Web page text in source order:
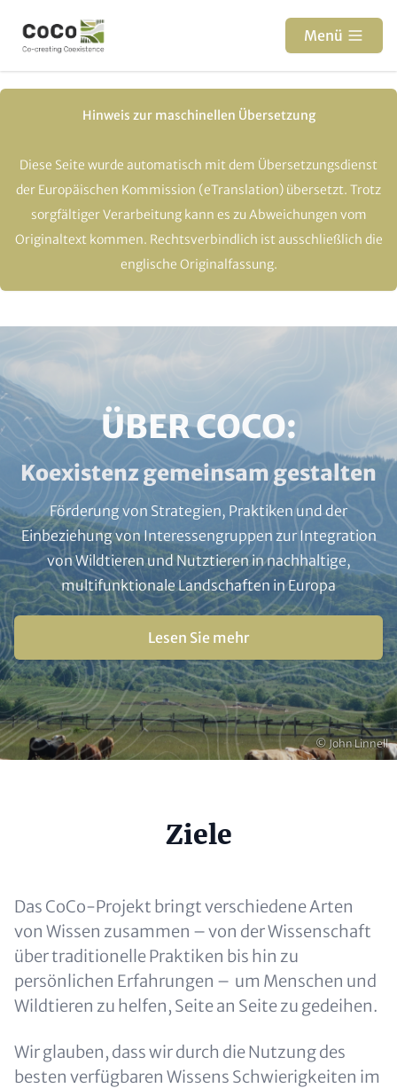
zum
Menü
Hinweis zur maschinellen Übersetzung
Diese Seite wurde automatisch mit dem Übersetzungsdienst
der Europäischen Kommission (eTranslation) übersetzt. Trotz
sorgfältiger Verarbeitung kann es zu Abweichungen vom
Originaltext kommen. Rechtsverbindlich ist ausschließlich die
englische Originalfassung.
Urheberrecht
© John Linnell
HEADLINE
(OPTIONAL)
ÜBER COCO:
Subline
(optional)
Koexistenz gemeinsam gestalten
Förderung von Strategien, Praktiken und der
Einbeziehung von Interessengruppen zur Integration
von Wildtieren und Nutztieren in nachhaltige,
multifunktionale Landschaften in Europa
Buttons Lesen Sie mehr
Ziele
Content
Das CoCo-Projekt bringt verschiedene Arten
von Wissen zusammen – von der Wissenschaft
über traditionelle Praktiken bis hin zu
persönlichen Erfahrungen – um Menschen und
Wildtieren zu helfen, Seite an Seite zu gedeihen.
Wir glauben, dass wir durch die Nutzung des
besten verfügbaren Wissens Schwierigkeiten im